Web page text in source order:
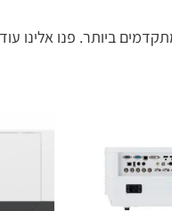
ביותר. פנו אלינו